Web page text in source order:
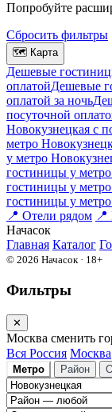
Попробуйте
Сбросить фильтры
🗺 Карта
Дешевые
оплатойДешевые
оплатой за ночь
посуточной
Новокузнецкая c
метро
у метро
гостиницы у
гостиницы у
гостиницы у
📍 Отели рядом 📍
Начасок
Главная Каталог
© 2026 Начасок · 18+
Фильтры
✕
Москва сменить
Вся Россия Москва
Метро Район